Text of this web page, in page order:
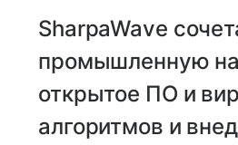
SharpaWave
промышленную
открытое ПО и
алгоритмов и